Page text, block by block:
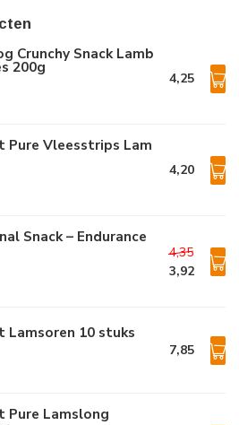
Crunchy Snack Lamb
200g
4,25
Pure Vleesstrips Lam
4,20
Snack – Endurance
4,35
3,92
Lamsoren 10 stuks
7,85
Pure Lamslong